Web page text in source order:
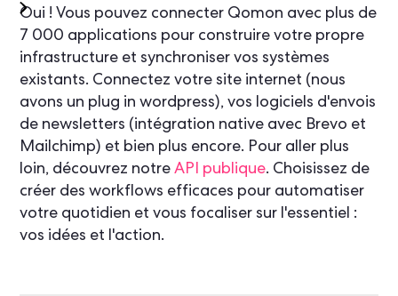
Oui ! Vous pouvez connecter Qomon avec plus de
7 000 applications pour construire votre propre
infrastructure et synchroniser vos systèmes
existants. Connectez votre site internet (nous
avons un plug in wordpress), vos logiciels d'envois
de newsletters (intégration native avec Brevo et
Mailchimp) et bien plus encore. Pour aller plus
loin, découvrez notreAPI publique. Choisissez de
créer des workflows efficaces pour automatiser
votre quotidien et vous focaliser sur l'essentiel :
vos idées et l'action.